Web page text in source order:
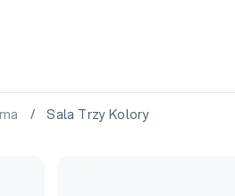
/ Sala Trzy Kolory